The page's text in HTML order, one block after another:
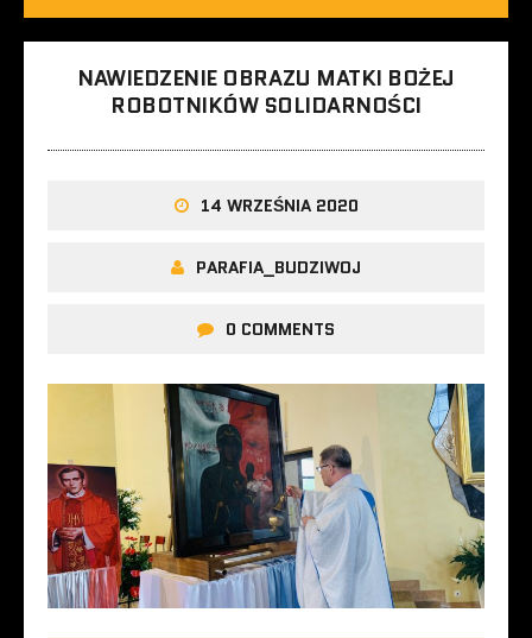
NAWIEDZENIE OBRAZU MATKI BOŻEJ
ROBOTNIKÓW SOLIDARNOŚCI
14 WRZEŚNIA 2020
PARAFIA_BUDZIWOJ
0 COMMENTS